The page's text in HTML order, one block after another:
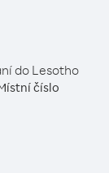
do Lesotho
číslo